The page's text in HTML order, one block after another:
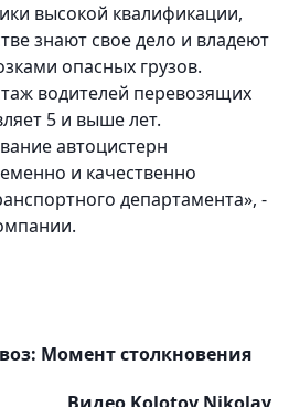
высокой квалификации,
знают свое дело и владеют
опасных грузов.
водителей перевозящих
5 и выше лет.
автоцистерн
и качественно
департамента», -
Момент столкновения